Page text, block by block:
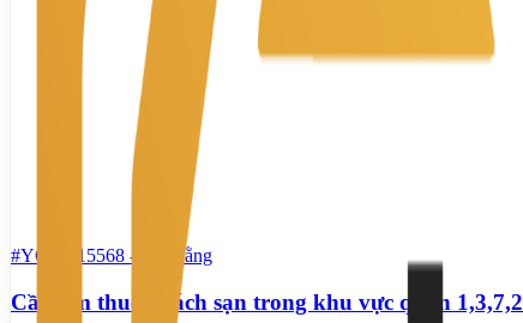
#YC60315568 - Mặt bằng
Cần tìm thuê khách sạn trong khu vực quận 1,3,7,2